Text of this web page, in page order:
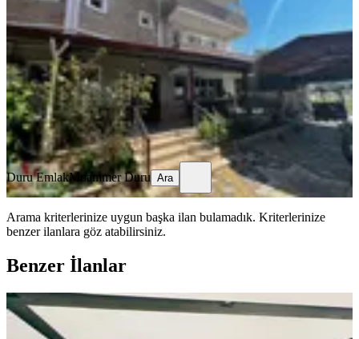
Nazilli, Yıldıztepe Mahallesi
6+1
·350 m²·16.06.2026
13.000.000 ₺
Duru EmlakMuammer Duru
Ara
Duru EmlakMuammer Duru Ara
Arama kriterlerinize uygun başka ilan bulamadık. Kriterlerinize
benzer ilanlara göz atabilirsiniz.
Benzer İlanlar
SIFIR BİNA
Dallıca'da Sıfır, 4+1,satılık Villa